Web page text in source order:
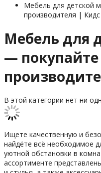
Мебель для детской
производителя | Кидс
Мебель для
—
В этой категории нет ни
Ищете качественную и
найдёте всё необходимое
уютной обстановки в
ассортименте